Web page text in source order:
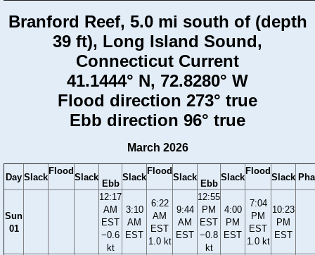
Branford Reef, 5.0 mi south of (depth
39 ft), Long Island Sound,
Connecticut Current
41.1444° N, 72.8280° W
Flood direction 273° true
Ebb direction 96° true
March 2026
Day Slack
Flood
Slack
Ebb
Slack
Flood
Slack
Ebb
Slack
Flood
Slack
Sun
01
12:17
AM
EST
−0.6
kt
3:10
AM
EST
6:22
AM
EST
1.0 kt
9:44
AM
EST
12:55
PM
EST
−0.8
kt
4:00
PM
EST
7:04
PM
EST
1.0 kt
10:23
PM
EST